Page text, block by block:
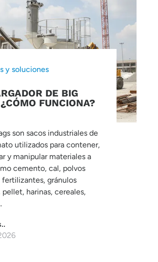
y soluciones
DE BIG
FUNCIONA?
son sacos industriales de
utilizados para contener,
y manipular materiales a
cemento, cal, polvos
gránulos
pellet, harinas, cereales,